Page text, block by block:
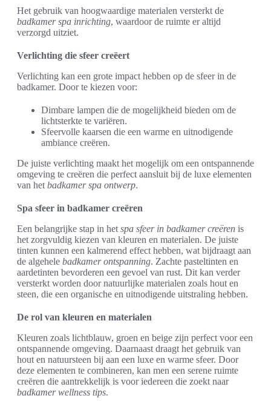
Het gebruik van hoogwaardige materialen versterkt de
badkamer spa inrichting, waardoor de ruimte er altijd
verzorgd uitziet.
Verlichting die sfeer creëert
Verlichting kan een grote impact hebben op de sfeer in de
badkamer. Door te kiezen voor:
Dimbare lampen die de mogelijkheid bieden om de
lichtsterkte te variëren.
Sfeervolle kaarsen die een warme en uitnodigende
ambiance creëren.
De juiste verlichting maakt het mogelijk om een ontspannende
omgeving te creëren die perfect aansluit bij de luxe elementen
van het badkamer spa ontwerp.
Spa sfeer in badkamer creëren
Een belangrijke stap in het spa sfeer in badkamer creëren is
het zorgvuldig kiezen van kleuren en materialen. De juiste
tinten kunnen een kalmerend effect hebben, wat bijdraagt aan
de algehele badkamer ontspanning. Zachte pasteltinten en
aardetinten bevorderen een gevoel van rust. Dit kan verder
versterkt worden door natuurlijke materialen zoals hout en
steen, die een organische en uitnodigende uitstraling hebben.
De rol van kleuren en materialen
Kleuren zoals lichtblauw, groen en beige zijn perfect voor een
ontspannende omgeving. Daarnaast draagt het gebruik van
hout en natuursteen bij aan een luxe en warme sfeer. Door
deze elementen te combineren, kan men een serene ruimte
creëren die aantrekkelijk is voor iedereen die zoekt naar
badkamer wellness tips.